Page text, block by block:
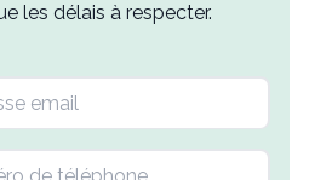
les délais à respecter.